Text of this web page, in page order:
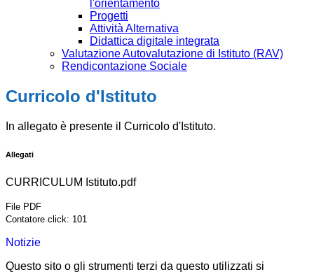
l'orientamento
Progetti
Attività Alternativa
Didattica digitale integrata
Valutazione Autovalutazione di Istituto (RAV)
Rendicontazione Sociale
Curricolo d'Istituto
In allegato è presente il Curricolo d'Istituto.
Allegati
CURRICULUM Istituto.pdf
File PDF
Contatore click: 101
Notizie
Questo sito o gli strumenti terzi da questo utilizzati si